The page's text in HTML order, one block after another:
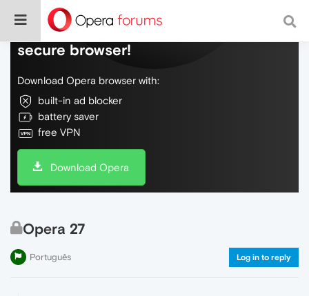
Do more on the web, with a fast and
secure browser!
Download Opera browser with:
built-in ad blocker
battery saver
free VPN
Download Opera
Opera 27
Português Log in to reply